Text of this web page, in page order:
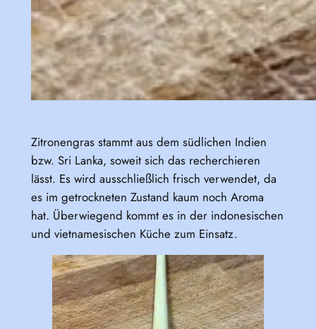
Zitronengras stammt aus dem südlichen Indien
bzw. Sri Lanka, soweit sich das recherchieren
lässt. Es wird ausschließlich frisch verwendet, da
es im getrockneten Zustand kaum noch Aroma
hat. Überwiegend kommt es in der indonesischen
und vietnamesischen Küche zum Einsatz.